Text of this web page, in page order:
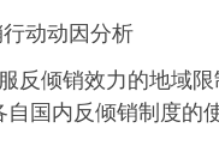
动动因分析
反倾销效力的地域
国内反倾销制度的